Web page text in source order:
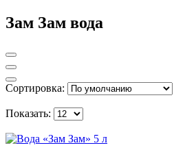
Зам Зам вода
Сортировка:
Показать: